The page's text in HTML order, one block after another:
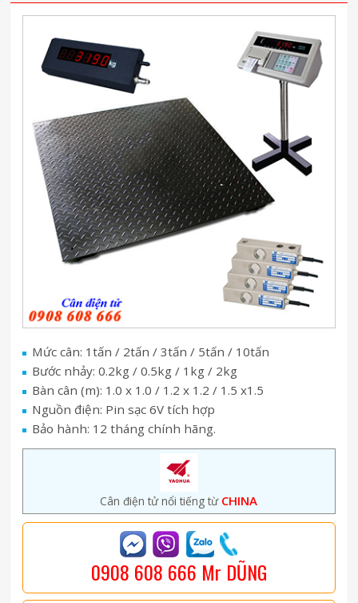
Mức cân: 1tấn / 2tấn / 3tấn / 5tấn / 10tấn
Bước nhảy: 0.2kg / 0.5kg / 1kg / 2kg
Bàn cân (m): 1.0 x 1.0 / 1.2 x 1.2 / 1.5 x1.5
Nguồn điện: Pin sạc 6V tích hợp
Bảo hành: 12 tháng chính hãng.
Cân điện tử nổi tiếng từ CHINA
0908 608 666 Mr DŨNG